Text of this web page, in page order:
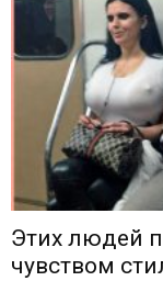
Этих людей
чувством